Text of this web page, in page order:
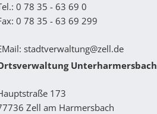
0 78 35 - 63 69 0
0 78 35 - 63 69 299
stadtverwaltung@zell.de
Unterharmersbach
173
Zell am Harmersbach